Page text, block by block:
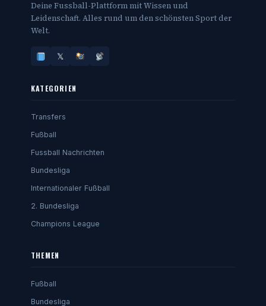
Deine Fussball-Plattform mit Wissen und
Leidenschaft. Alles rund um den schönsten Sport der
Welt.
𝕏
KATEGORIEN
Transfers
Fußball
Fussball Nachrichten
Bundesliga
Internationaler Fußball
2. Bundesliga
Champions League
THEMEN
Fußball
Bundesliga